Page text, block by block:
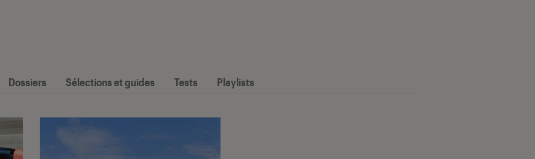
Dossiers Sélections et guides Tests Playlists